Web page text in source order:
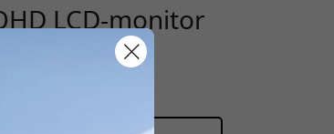
LCD-monitor
för